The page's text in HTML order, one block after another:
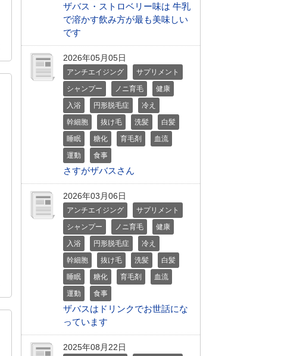
ザバス・ストロベリー味は 牛乳
で溶かす飲み方が最も美味しい
です
2026年05月05日
アンチエイジング
サプリメント
シャンプー
ノニ育毛
健康
入浴
円形脱毛症
冷え
幹細胞
抜け毛 洗髪
白髪
睡眠
糖化 育毛剤
血流
運動
食事
さすがザバスさん
2026年03月06日
アンチエイジング
サプリメント
シャンプー
ノニ育毛
健康
入浴
円形脱毛症
冷え
幹細胞
抜け毛 洗髪
白髪
睡眠
糖化 育毛剤
血流
運動
食事
ザバスはドリンクでお世話にな
っています
2025年08月22日